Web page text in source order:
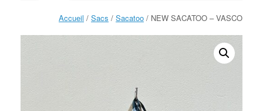
Accueil / Sacs / Sacatoo / NEW SACATOO – VASCO